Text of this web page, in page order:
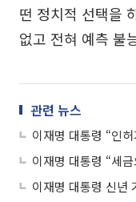
떤 정치적 선택을
없고 전혀 예측 불
관련 뉴스
이재명 대통령 신년